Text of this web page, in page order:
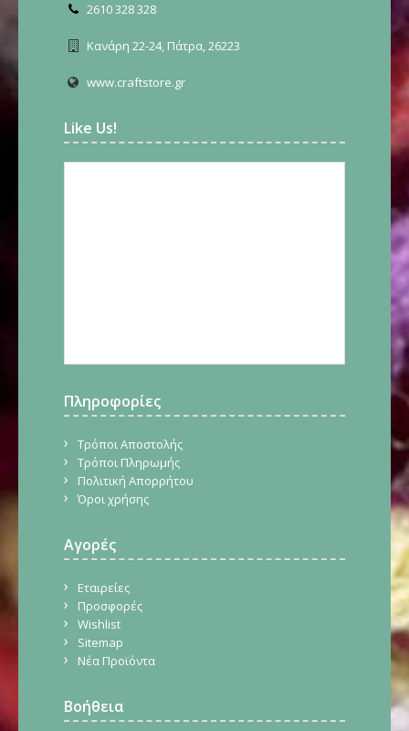
2610 328 328
Κανάρη 22-24, Πάτρα, 26223
www.craftstore.gr
Like Us!
Πληροφορίες
Τρόποι Αποστολής
Τρόποι Πληρωμής
Πολιτική Απορρήτου
Όροι χρήσης
Αγορές
Εταιρείες
Προσφορές
Wishlist
Sitemap
Νέα Προϊόντα
Βοήθεια